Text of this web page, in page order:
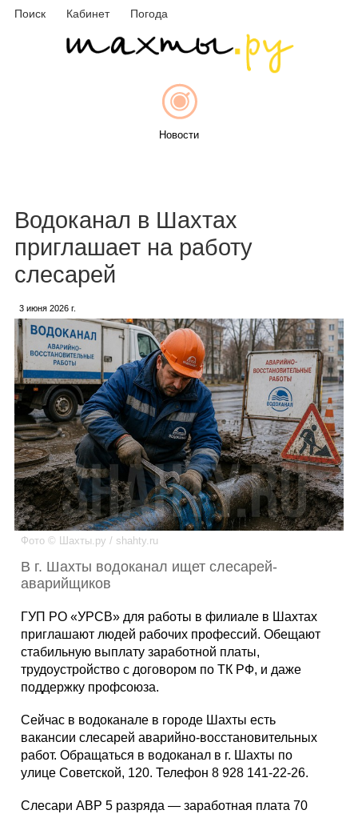
Поиск Кабинет Погода
Новости
Афиша
Каталог
Инфо
Гороскоп
Фотогалерея
Водоканал в Шахтах
приглашает на работу
слесарей
3 июня 2026 г.
Фото © Шахты.ру / shahty.ru
В г. Шахты водоканал ищет слесарей-
аварийщиков
ГУП РО «УРСВ» для работы в филиале в Шахтах
приглашают людей рабочих профессий. Обещают
стабильную выплату заработной платы,
трудоустройство с договором по ТК РФ, и даже
поддержку профсоюза.
Сейчас в водоканале в городе Шахты есть
вакансии слесарей аварийно-восстановительных
работ. Обращаться в водоканал в г. Шахты по
улице Советской, 120. Телефон 8 928 141-22-26.
Слесари АВР 5 разряда — заработная плата 70